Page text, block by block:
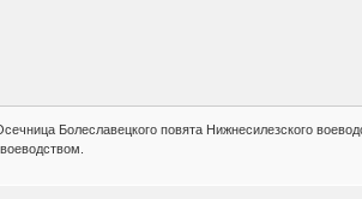
Болеславецкого повята Нижнесилезского